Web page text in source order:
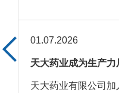
01.07.2026
天大药业成为生产
天大药业有限公司